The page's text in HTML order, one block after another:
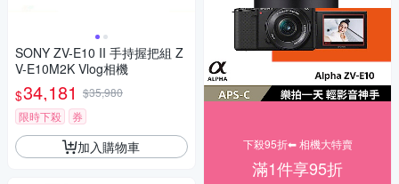
SONY ZV-E10 II 手持握把組 Z
V-E10M2K Vlog相機
$34,181 $35,980
限時下殺
券
加入購物車 下殺95折⬅︎ 相機大特賣
滿1件享95折